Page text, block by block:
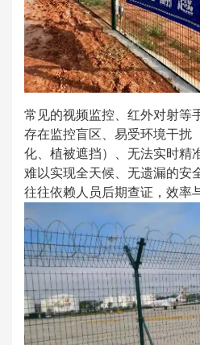
常见的视频监控、红外对射等
存在监控盲区、易受环境干扰
化、植被遮挡）、无法实时精
难以实现全天候、无遗漏的安
往往依赖人员后期查证，效率